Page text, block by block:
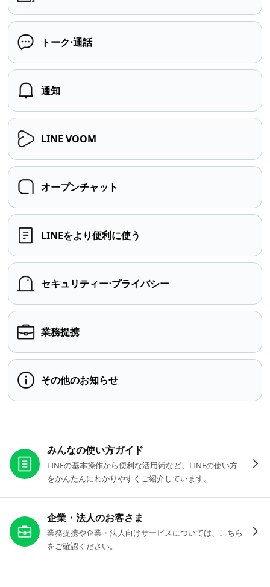
トーク⋅通話
通知
LINE VOOM
オープンチャット
LINEをより便利に使う
セキュリティー⋅プライバシー
業務提携
その他のお知らせ
みんなの使い方ガイド
LINEの基本操作から便利な活用術など、LINEの使い方
をかんたんにわかりやすくご紹介しています。
企業・法人のお客さま
業務提携や企業・法人向けサービスについては、こちら
をご確認ください。